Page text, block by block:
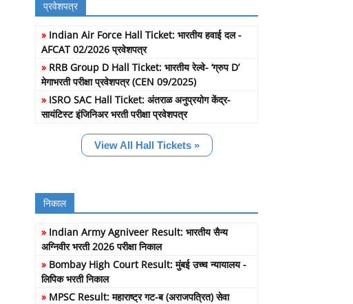
प्रवेशपत्र
» Indian Air Force Hall Ticket: भारतीय हवाई दल -
AFCAT 02/2026 प्रवेशपत्र
» RRB Group D Hall Ticket: भारतीय रेल्वे- ‘ग्रुप D’
मेगाभरती परीक्षा प्रवेशपत्र (CEN 09/2025)
» ISRO SAC Hall Ticket: अंतराळ अनुप्रयोग केंद्र-
सायंटिस्ट इंजिनिअर भरती परीक्षा प्रवेशपत्र
View All Hall Tickets »
निकाल
» Indian Army Agniveer Result: भारतीय सैन्य
अग्निवीर भरती 2026 परीक्षा निकाल
» Bombay High Court Result: मुंबई उच्च न्यायालय -
लिपिक भरती निकाल
» MPSC Result: महाराष्ट्र गट-ब (अराजपत्रित) सेवा